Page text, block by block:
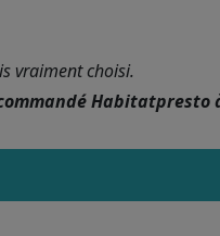
vraiment choisi.
Habitatpresto